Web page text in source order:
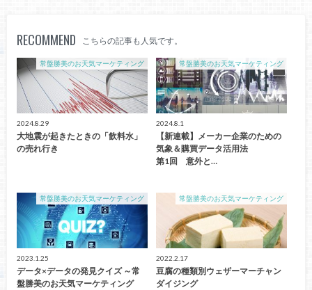
RECOMMEND こちらの記事も人気です。
常盤勝美のお天気マーケティング
2024.8.29
大地震が起きたときの「飲料水」
の売れ行き
常盤勝美のお天気マーケティング
2024.8.1
【新連載】メーカー企業のための
気象＆購買データ活用法
第1回 意外と…
常盤勝美のお天気マーケティング
2023.1.25
データ×データの発見クイズ ～常
盤勝美のお天気マーケティング
常盤勝美のお天気マーケティング
2022.2.17
豆腐の種類別ウェザーマーチャン
ダイジング